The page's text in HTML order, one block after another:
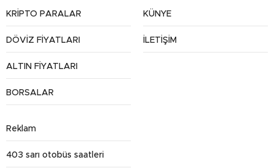
KRİPTO PARALAR
DÖVİZ FİYATLARI
ALTIN FİYATLARI
BORSALAR
KÜNYE
İLETİŞİM
Reklam
403 sarı otobüs saatleri